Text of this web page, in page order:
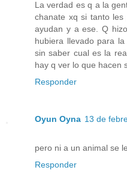
La verdad es q a la
chanate xq si tanto
ayudan y a ese. Q
hubiera llevado para
sin saber cual es la
hay q ver lo que hacen
Responder
Oyun Oyna 13 de
pero ni a un animal se
Responder